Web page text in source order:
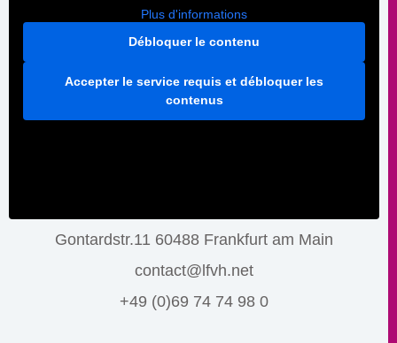
Plus d'informations
Débloquer le contenu
Accepter le service requis et débloquer les
contenus
Gontardstr.11 60488 Frankfurt am Main
contact@lfvh.net
+49 (0)69 74 74 98 0